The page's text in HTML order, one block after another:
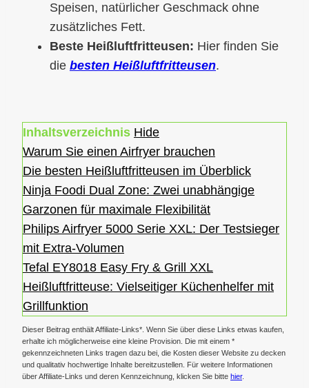
Speisen, natürlicher Geschmack ohne
zusätzliches Fett.
Beste Heißluftfritteusen: Hier finden Sie
die besten Heißluftfritteusen.
Inhaltsverzeichnis Hide
Warum Sie einen Airfryer brauchen
Die besten Heißluftfritteusen im Überblick
Ninja Foodi Dual Zone: Zwei unabhängige
Garzonen für maximale Flexibilität
Philips Airfryer 5000 Serie XXL: Der Testsieger
mit Extra-Volumen
Tefal EY8018 Easy Fry & Grill XXL
Heißluftfritteuse: Vielseitiger Küchenhelfer mit
Grillfunktion
Dieser Beitrag enthält Affiliate-Links*. Wenn Sie über diese Links etwas kaufen,
erhalte ich möglicherweise eine kleine Provision. Die mit einem *
gekennzeichneten Links tragen dazu bei, die Kosten dieser Website zu decken
und qualitativ hochwertige Inhalte bereitzustellen. Für weitere Informationen
über Affiliate-Links und deren Kennzeichnung, klicken Sie bitte hier.